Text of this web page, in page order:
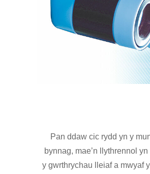
Pan ddaw cic rydd yn y
bynnag, mae’n llythrennol
y gwrthrychau lleiaf a mwyaf